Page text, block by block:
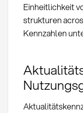
Einheitlichkeit
strukturen
Kennzahlen